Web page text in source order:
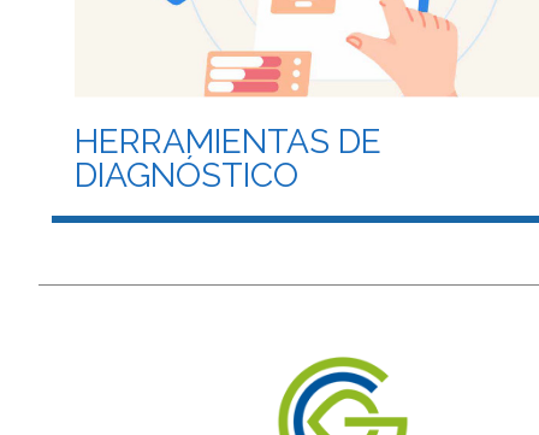
HERRAMIENTAS DE
DIAGNÓSTICO